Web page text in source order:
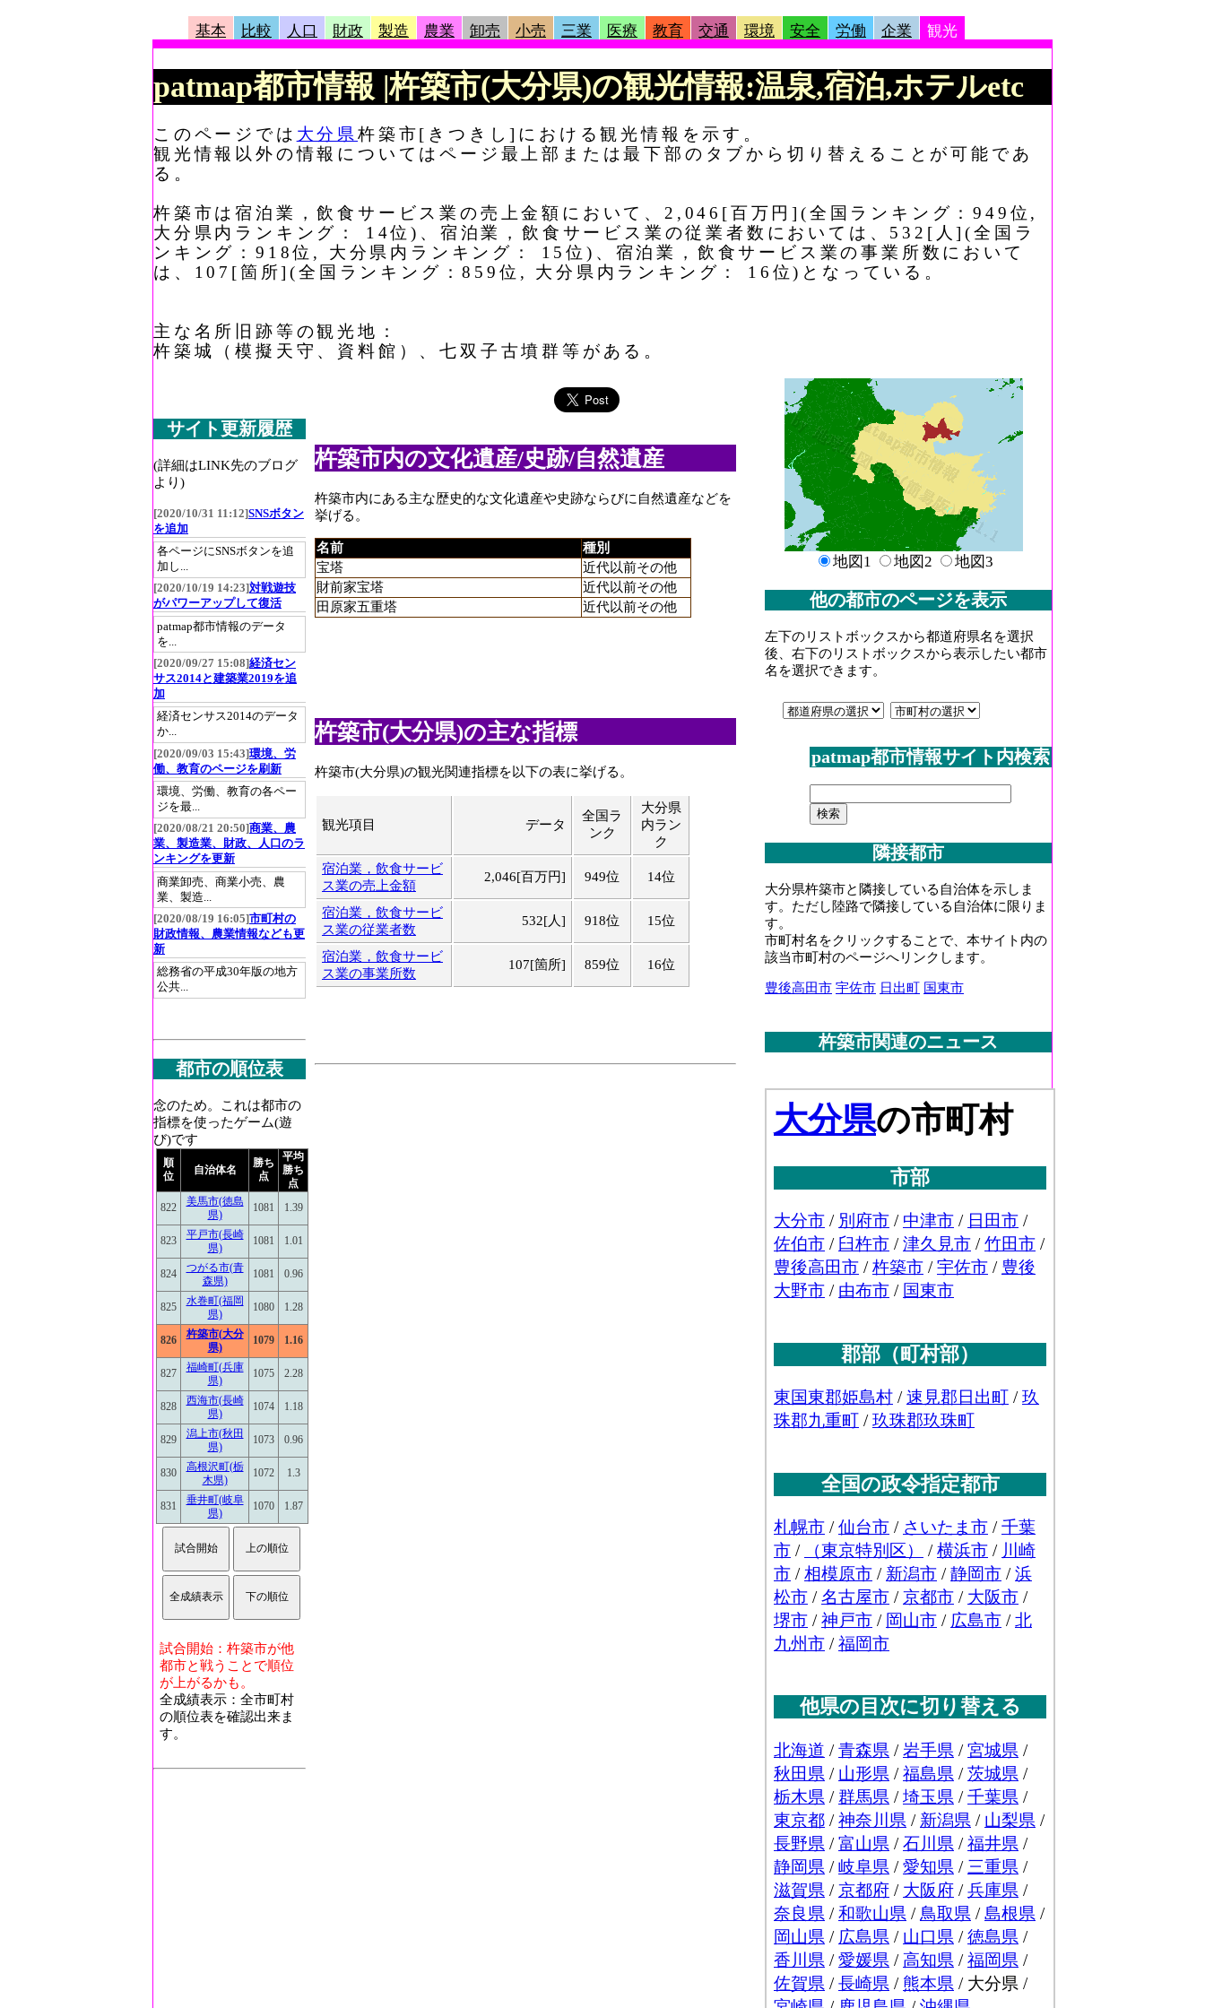
基本 比較 人口 財政 製造 農業 卸売 小売 三業 医療 教育 交通 環境 安全 労働 企業 観光
patmap都市情報 |杵築市(大分県)の観光情報:温泉,宿泊,ホテルetc
このページでは 大分県杵築市[きつきし]における観光情報を示す。
観光情報以外の情報についてはページ最上部または最下部のタブから切り替えることが可能であ
る。
杵築市は宿泊業，飲食サービス業の売上金額において、2,046[百万円](全国ランキング：949位,
大分県内ランキング： 14位)、宿泊業，飲食サービス業の従業者数においては、532[人](全国ラ
ンキング：918位, 大分県内ランキング： 15位)、宿泊業，飲食サービス業の事業所数において
は、107[箇所](全国ランキング：859位, 大分県内ランキング： 16位)となっている。
主な名所旧跡等の観光地：
杵築城（模擬天守、資料館）、七双子古墳群等がある。
杵築市内の文化遺産/史跡/自然遺産
杵築市内にある主な歴史的な文化遺産や史跡ならびに自然遺産などを
挙げる。
名前
種別
宝塔
近代以前その他
財前家宝塔
近代以前その他
田原家五重塔
近代以前その他
杵築市(大分県)の主な指標
杵築市(大分県)の観光関連指標を以下の表に挙げる。
観光項目 データ
全国ラ
ンク
大分県
内ラン
ク
宿泊業，飲食サービ
ス業の売上金額
2,046[百万円] 949位 14位
宿泊業，飲食サービ
ス業の従業者数
532[人] 918位 15位
宿泊業，飲食サービ
ス業の事業所数
107[箇所] 859位 16位
サイト更新履歴
(詳細はLINK先のブログ
より)
[2020/10/31 11:12]SNSボタン
を追加
各ページにSNSボタンを追
加し...
[2020/10/19 14:23]対戦遊技
がパワーアップして復活
patmap都市情報のデータ
を...
[2020/09/27 15:08]経済セン
サス2014と建築業2019を追
加
経済センサス2014のデータ
か...
[2020/09/03 15:43]環境、労
働、教育のページを刷新
環境、労働、教育の各ペー
ジを最...
[2020/08/21 20:50]商業、農
業、製造業、財政、人口のラ
ンキングを更新
商業卸売、商業小売、農
業、製造...
[2020/08/19 16:05]市町村の
財政情報、農業情報なども更
新
総務省の平成30年版の地方
公共...
都市の順位表
念のため。これは都市の
指標を使ったゲーム(遊
び)です
順
位
自治体名
勝ち
点
平均
勝ち
点
822
美馬市(徳島
県)
1081 1.39
823
平戸市(長崎
県)
1081 1.01
824
つがる市(青
森県)
1081 0.96
825
水巻町(福岡
県)
1080 1.28
826
杵築市(大分
県)
1079 1.16
827
福崎町(兵庫
県)
1075 2.28
828
西海市(長崎
県)
1074 1.18
829
潟上市(秋田
県)
1073 0.96
830
高根沢町(栃
木県)
1072 1.3
831
垂井町(岐阜
県)
1070 1.87
試合開始：杵築市が他
都市と戦うことで順位
が上がるかも。
全成績表示：全市町村
の順位表を確認出来ま
す。
地図1 地図2 地図3
他の都市のページを表示
左下のリストボックスから都道府県名を選択
後、右下のリストボックスから表示したい都市
名を選択できます。
patmap都市情報サイト内検索
隣接都市
大分県杵築市と隣接している自治体を示しま
す。ただし陸路で隣接している自治体に限りま
す。
市町村名をクリックすることで、本サイト内の
該当市町村のページへリンクします。
豊後高田市 宇佐市 日出町 国東市
杵築市関連のニュース